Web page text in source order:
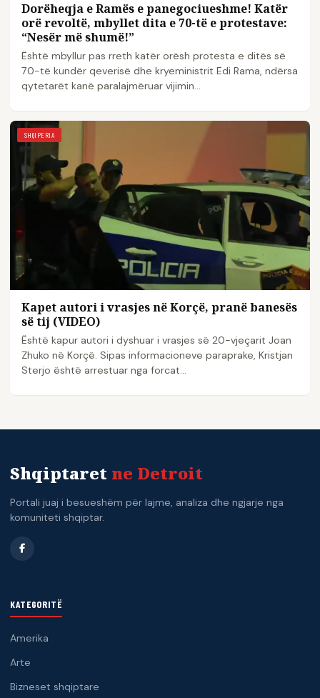
Dorëheqja e Ramës e panegociueshme! Katër
orë revoltë, mbyllet dita e 70-të e protestave:
“Nesër më shumë!”
Është mbyllur pas rreth katër orësh protesta e ditës së
70-të kundër qeverisë dhe kryeministrit Edi Rama, ndërsa
qytetarët kanë paralajmëruar vijimin…
SHQIPERIA
Kapet autori i vrasjes në Korçë, pranë banesës
së tij (VIDEO)
Është kapur autori i dyshuar i vrasjes së 20-vjeçarit Joan
Zhuko në Korçë. Sipas informacioneve paraprake, Kristjan
Sterjo është arrestuar nga forcat…
Shqiptaret ne Detroit
Portali juaj i besueshëm për lajme, analiza dhe ngjarje nga
komuniteti shqiptar.
KATEGORITË
Amerika
Arte
Bizneset shqiptare